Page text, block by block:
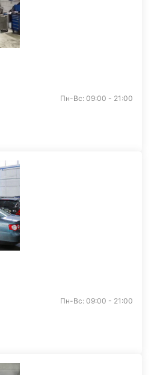
Пн-Вс: 09:00 - 21:00
Пн-Вс: 09:00 - 21:00